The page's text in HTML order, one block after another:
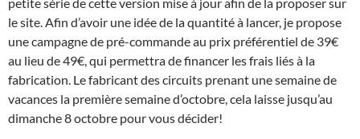
le site. Afin d’avoir une idée de la quantité à lancer, je propose
une campagne de pré-commande au prix préférentiel de 39€
au lieu de 49€, qui permettra de financer les frais liés à la
fabrication. Le fabricant des circuits prenant une semaine de
vacances la première semaine d’octobre, cela laisse jusqu’au
dimanche 8 octobre pour vous décider!